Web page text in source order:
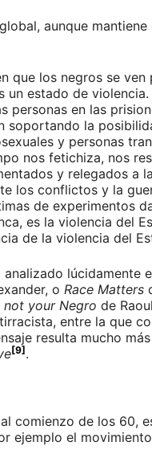
aunque
que los negros se
estado de
personas en las
la
y personas
nos fetichiza, nos
y relegados a
los conflictos y la
de experimentos
es la violencia del
de la violencia del
lúcidamente
o Race Matters
not your Negro de
entre la que
resulta mucho
[9].
de los 60,
ejemplo el